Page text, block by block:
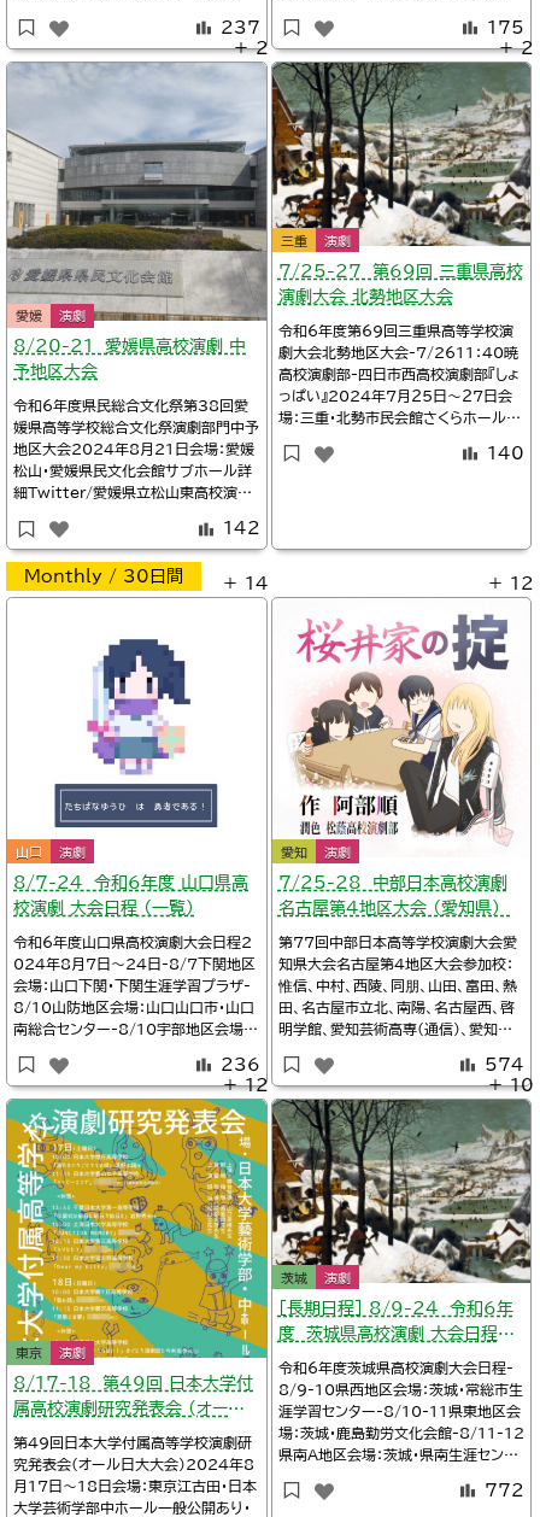
so_※タイムテーブル第52回鳥取県高
等学校演劇発表会会場：#鳥取市文化
ホール10月26日(土)13:00～#鳥
取東14:20～#八頭15:40～#米子
237
2024年11月1日～3日会場：千葉・千
葉市生涯学習センター詳細Twitter/
磯辺高校演劇部@isoenTwitter/市
立千葉高等学校演劇部@ich_doram
a_clubTwi
175
愛媛 演劇
8/20-21 愛媛県高校演劇 中
予地区大会
令和6年度県民総合文化祭第38回愛
媛県高等学校総合文化祭演劇部門中予
地区大会2024年8月21日会場：愛媛
松山・愛媛県民文化会館サブホール詳
細Twitter/愛媛県立松山東高校演劇
温高等学校/演劇中予地区大会Twitt
er/びぶ屋台本堂@bibuyadaihond
ouTwitter/@blackgrasp※タイム
テーブル10:10愛媛松山南高校演劇
142
＋ 2
三重 演劇
7/25-27 第69回 三重県高校
演劇大会 北勢地区大会
令和6年度第69回三重県高等学校演
劇大会北勢地区大会-7/2611：40暁
高校演劇部-四日市西高校演劇部『しょ
っぱい』2024年７月２5日～２７日会
場：三重・北勢市民会館さくらホール入
日程Twitter/四西劇場@yonnisige
校演劇大会（県大会）
140
＋ 2
Monthly / 30日間
山口 演劇
8/7-24 令和6年度 山口県高
校演劇 大会日程 （一覧）
令和6年度山口県高校演劇大会日程2
024年8月7日～24日-8/7下関地区
会場：山口下関・下関生涯学習プラザ-
8/10山防地区会場：山口山口市・山口
南総合センター-8/10宇部地区会場：
8/24周防地区会場：山口下松・スター
ピアくだまつ展示ホール-10/26-27
山口県大会会場：山口下関・下関市民会
館詳細Twitter/山口県高等学校演劇
協議会@Yamaguchi
236
＋ 14
愛知 演劇
7/25-28 中部日本高校演劇
名古屋第4地区大会 （愛知県）
第77回中部日本高等学校演劇大会愛
知県大会名古屋第4地区大会参加校：
惟信、中村、西陵、同朋、山田、富田、熱
田、名古屋市立北、南陽、名古屋西、啓
明学館、愛知芸術高専(通信)、愛知松
28日会場：愛知名古屋・中村文化小劇
場詳細愛知の高校演劇/地区大会※タ
イムテーブル、上演作品Twitter/愛知
松蔭高校演劇部@sh_in_dramaTwit
ter/熱田高校演劇部@a
574
＋ 12
東京 演劇
8/17-18 第49回 日本大学付
属高校演劇研究発表会 (オール
日大大会、東京都)
第49回日本大学付属高等学校演劇研
究発表会(オール日大大会)2024年8
月17日～18日会場：東京江古田・日本
大学芸術学部中ホール一般公開あり・
＋ 12
茨城 演劇
［長期日程］ 8/9-24 令和6年
度 茨城県高校演劇 大会日程
（一覧）
令和6年度茨城県高校演劇大会日程-
8/9-10県西地区会場：茨城・常総市生
涯学習センター-8/10-11県東地区会
場：茨城・鹿島勤労文化会館-8/11-12
県南A地区会場：茨城・県南生涯センタ
たちなか市文化会館-8/22-23県南B
772
＋ 10